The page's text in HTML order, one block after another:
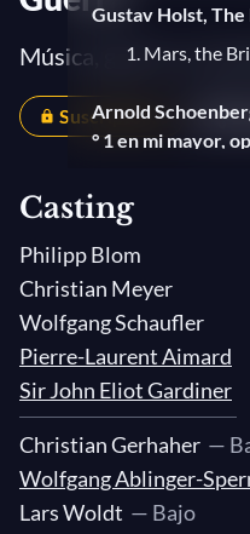
Gustav Holst, The
1. Mars, the
Arnold
° 1 en mi mayor,
Arnold
° 2 en mi bemol
Anton Webern,
Cello and Piano,
Emmerich
princesa gitana)
Béla Bartók, Seis
rumanas, Sz. 56,
Música, guerra y
Suscriptores
Casting
Philipp Blom
Christian Meyer
Wolfgang Schaufler
Pierre-Laurent Aimard
Sir John Eliot Gardiner
Christian Gerhaher —
Wolfgang Ablinger-
Lars Woldt — Bajo